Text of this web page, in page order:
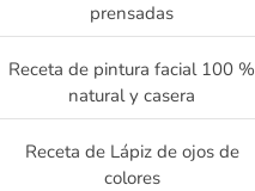
prensadas
Receta de pintura facial 100 %
natural y casera
Receta de Lápiz de ojos de
colores